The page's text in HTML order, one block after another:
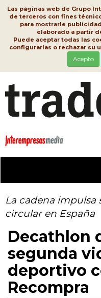
Las páginas web de Grupo
de terceros con fines
para mostrarle
elaborado a partir
Puede aceptar todas las
configurarlas o rechazar su
Acepto
La cadena
circular en España
Decathlon
segunda
deportivo
Recompra